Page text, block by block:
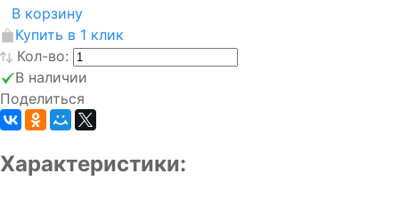
В корзину
Купить в 1 клик
Кол-во:
В наличии
Поделиться
Характеристики: